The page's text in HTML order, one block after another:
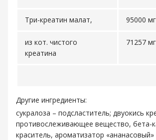
Три-креатин малат, 95000 мг
из кот. чистого
креатина
71257 мг
Другие ингредиенты:
сукралоза – подсластитель; двуокись
противослеживающее вещество, бета-
краситель, ароматизатор